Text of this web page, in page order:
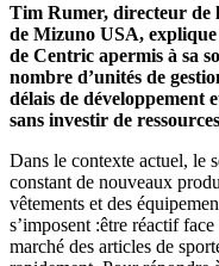
Tim Rumer, directeur de
de Mizuno USA,
de Centric apermis à sa
nombre d’unités de
délais de développement
sans investir de
Dans le contexte actuel, le
constant de nouveaux
vêtements et des
s’imposent :être réactif
marché des articles de